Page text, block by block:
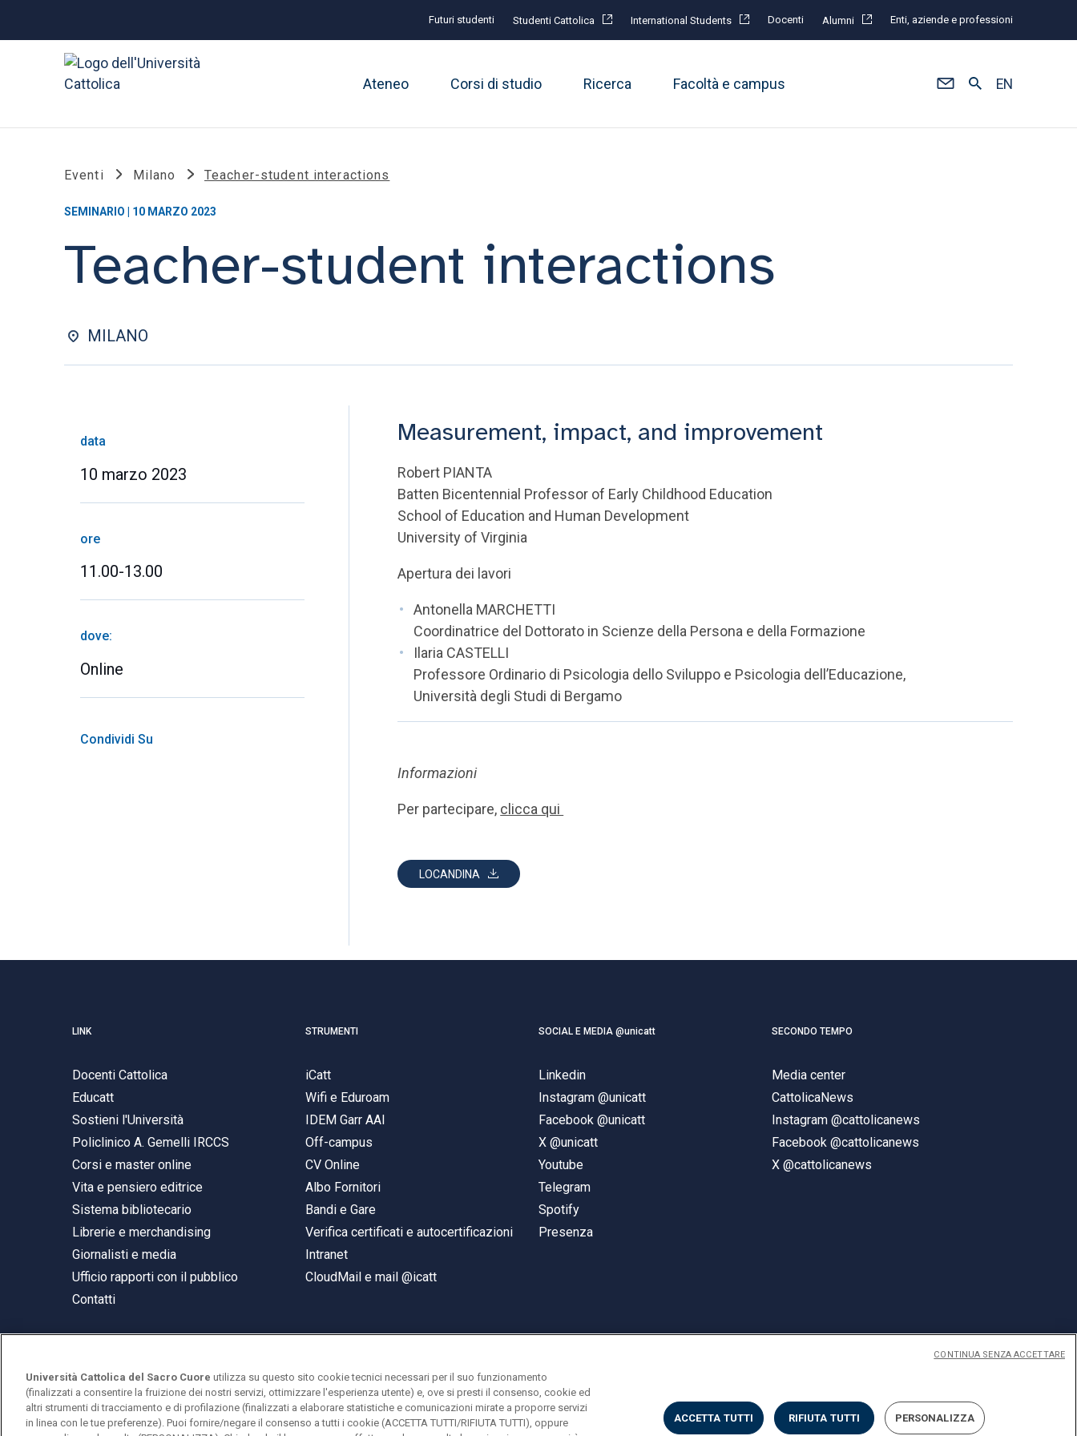
Futuri studenti Studenti Cattolica International Students Docenti Alumni Enti, aziende e professioni
Ateneo Corsi di studio Ricerca Facoltà e campus EN
Eventi Milano Teacher-student interactions
SEMINARIO | 10 MARZO 2023
Teacher-student interactions
MILANO
data
10 marzo 2023
ore
11.00-13.00
dove:
Online
Condividi Su
Measurement, impact, and improvement
Robert PIANTA
Batten Bicentennial Professor of Early Childhood Education
School of Education and Human Development
University of Virginia
Apertura dei lavori
Antonella MARCHETTI
Coordinatrice del Dottorato in Scienze della Persona e della Formazione
Ilaria CASTELLI
Professore Ordinario di Psicologia dello Sviluppo e Psicologia dell’Educazione,
Università degli Studi di Bergamo
Informazioni
Per partecipare, clicca qui
LOCANDINA
LINK
Docenti Cattolica
Educatt
Sostieni l'Università
Policlinico A. Gemelli IRCCS
Corsi e master online
Vita e pensiero editrice
Sistema bibliotecario
Librerie e merchandising
Giornalisti e media
Ufficio rapporti con il pubblico
Contatti
STRUMENTI
iCatt
Wifi e Eduroam
IDEM Garr AAI
Off-campus
CV Online
Albo Fornitori
Bandi e Gare
Verifica certificati e autocertificazioni
Intranet
CloudMail e mail @icatt
SOCIAL E MEDIA @unicatt
Linkedin
Instagram @unicatt
Facebook @unicatt
X @unicatt
Youtube
Telegram
Spotify
Presenza
SECONDO TEMPO
Media center
CattolicaNews
Instagram @cattolicanews
Facebook @cattolicanews
X @cattolicanews
© Università Cattolica del Sacro Cuore
Largo A. Gemelli 1, 20123 Milano
Università Cattolica del Sacro Cuore utilizza su questo sito cookie tecnici necessari per il suo funzionamento
(finalizzati a consentire la fruizione dei nostri servizi, ottimizzare l'esperienza utente) e, ove si presti il consenso, cookie ed
altri strumenti di tracciamento e di profilazione (finalizzati a elaborare statistiche e comunicazioni mirate a proporre servizi
in linea con le tue preferenze). Puoi fornire/negare il consenso a tutti i cookie (ACCETTA TUTTI/RIFIUTA TUTTI), oppure
ACCETTA TUTTI RIFIUTA TUTTI PERSONALIZZA
CONTINUA SENZA ACCETTARE